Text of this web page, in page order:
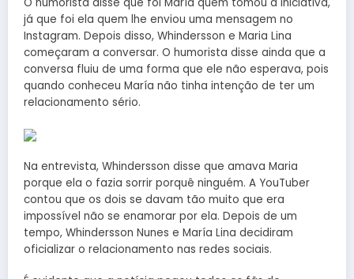
O humorista disse que foi María quem tomou a iniciativa,
já que foi ela quem lhe enviou uma mensagem no
Instagram. Depois disso, Whindersson e Maria Lina
começaram a conversar. O humorista disse ainda que a
conversa fluiu de uma forma que ele não esperava, pois
quando conheceu María não tinha intenção de ter um
relacionamento sério.
Na entrevista, Whindersson disse que amava Maria
porque ela o fazia sorrir porquê ninguém. A YouTuber
contou que os dois se davam tão muito que era
impossível não se enamorar por ela. Depois de um
tempo, Whindersson Nunes e María Lina decidiram
oficializar o relacionamento nas redes sociais.